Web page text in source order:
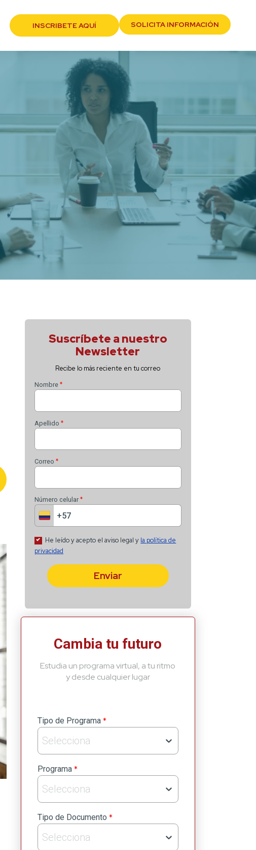
INSCRIBETE AQUÍ SOLICITA INFORMACIÓN
Suscríbete
Apellido
Correo
Cambia tu futuro
Estudia un programa virtual, a tu ritmo
y desde cualquier lugar
Tipo de Programa *
Selecciona
Programa *
Selecciona
Tipo de Documento *
Selecciona